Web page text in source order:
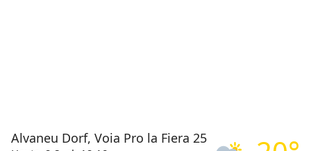
Alvaneu Dorf, Voia Pro la Fiera 25